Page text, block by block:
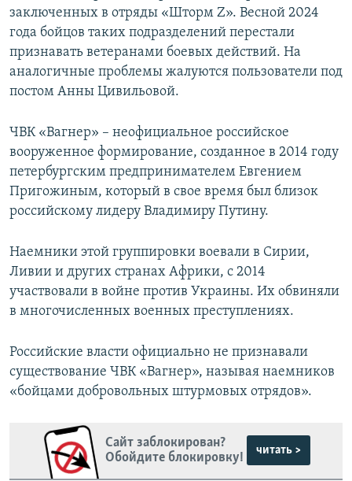
заключенных в отряды «Шторм Z». Весной 2024
года бойцов таких подразделений перестали
признавать ветеранами боевых действий. На
аналогичные проблемы жалуются пользователи под
постом Анны Цивильовой.
ЧВК «Вагнер» – неофициальное российское
вооруженное формирование, созданное в 2014 году
петербургским предпринимателем Евгением
Пригожиным, который в свое время был близок
российскому лидеру Владимиру Путину.
Наемники этой группировки воевали в Сирии,
Ливии и других странах Африки, с 2014
участвовали в войне против Украины. Их обвиняли
в многочисленных военных преступлениях.
Российские власти официально не признавали
существование ЧВК «Вагнер», называя наемников
«бойцами добровольных штурмовых отрядов».
Сайт заблокирован?
Обойдите блокировку!
читать >